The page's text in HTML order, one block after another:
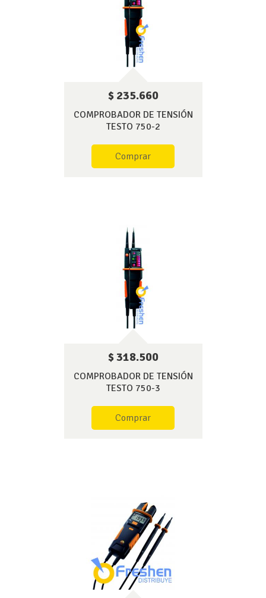
$ 235.660
COMPROBADOR DE TENSIÓN
TESTO 750-2
Comprar
$ 318.500
COMPROBADOR DE TENSIÓN
TESTO 750-3
Comprar